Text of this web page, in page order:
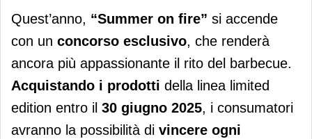
Quest’anno, “Summer on fire” si accende
con un concorso esclusivo, che renderà
ancora più appassionante il rito del barbecue.
Acquistando i prodotti della linea limited
edition entro il 30 giugno 2025, i consumatori
avranno la possibilità di vincere ogni